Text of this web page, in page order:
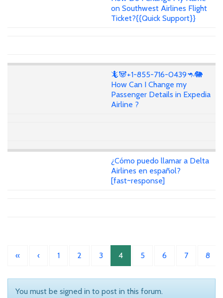
on Southwest Airlines Flight
Ticket?{{Quick Support}}
🦎🐼+1-855-716-0439🦘🐘
How Can I Change my
Passenger Details in Expedia
Airline ?
¿Cómo puedo llamar a Delta
Airlines en español?
[fast~response]
« ‹ 1 2 3 4 5 6 7 8
You must be signed in to post in this forum.